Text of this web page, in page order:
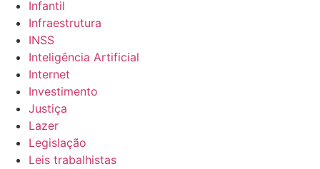
Infantil
Infraestrutura
INSS
Inteligência Artificial
Internet
Investimento
Justiça
Lazer
Legislação
Leis trabalhistas